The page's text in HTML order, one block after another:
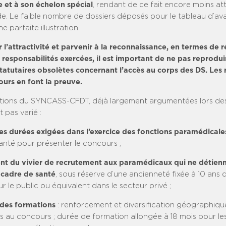
et à son échelon spécial
, rendant de ce fait encore moins
Le faible nombre de dossiers déposés pour le tableau
parfaite illustration.
l’attractivité et parvenir à la reconnaissance, en termes de
responsabilités exercées, il est important de ne pas
obsolètes concernant l’accès au corps des DS. Les
en font la preuve.
du SYNCASS-CFDT, déjà largement argumentées lors
pas varié :
durées exigées dans l’exercice des fonctions
pour présenter le concours ;
du vivier de recrutement aux paramédicaux qui ne
de santé , sous réserve d’une ancienneté fixée à 10 ans
le public ou équivalent dans le secteur privé ;
formations : renforcement et diversification
au concours ; durée de formation allongée à 18 mois pour